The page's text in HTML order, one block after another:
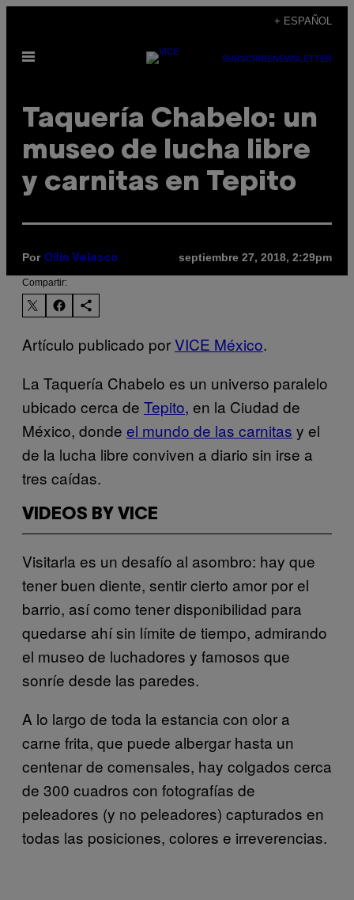
contenido
+ ESPAÑOL
Abrir
SUBSCRIBENEWSLETTER
Taquería Chabelo: un
museo de lucha libre
y carnitas en Tepito
Por Ollin Velasco septiembre 27, 2018, 2:29pm
Compartir:
Artículo publicado porVICE México.
La Taquería Chabelo es un universo paralelo
ubicado cerca de Tepito, en la Ciudad de
México, donde el mundo de las carnitas y el
de la lucha libre conviven a diario sin irse a
tres caídas.
VIDEOS BY VICE
Visitarla es un desafío al asombro: hay que
tener buen diente, sentir cierto amor por el
barrio, así como tener disponibilidad para
quedarse ahí sin límite de tiempo, admirando
el museo de luchadores y famosos que
sonríe desde las paredes.
A lo largo de toda la estancia con olor a
carne frita, que puede albergar hasta un
centenar de comensales, hay colgados cerca
de 300 cuadros con fotografías de
peleadores (y no peleadores) capturados en
todas las posiciones, colores e irreverencias.